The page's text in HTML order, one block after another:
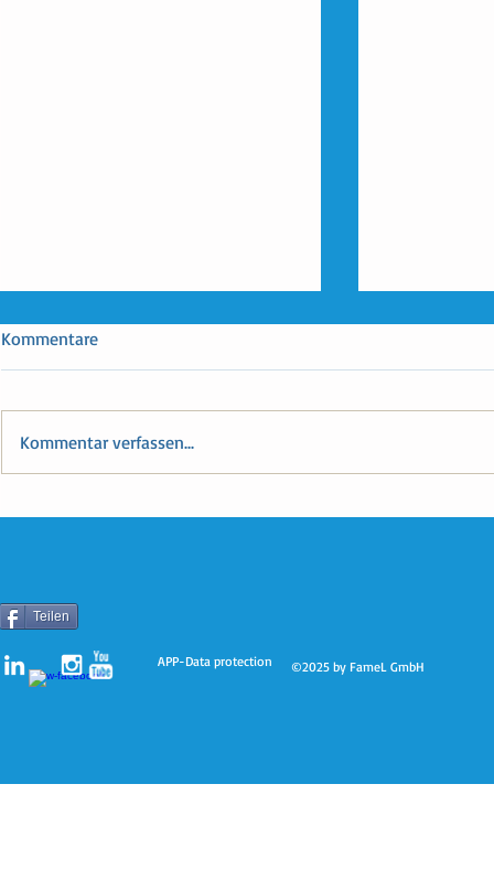
Kommentare
Kommentar verfassen...
Teilen
APP-Data protection ©2025 by FameL GmbH